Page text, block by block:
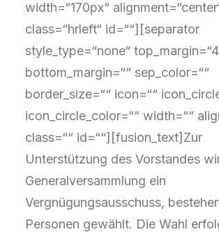
width=“170px“
class=“hrleft“ id=““][separator
style_type=“none“
bottom_margin=““ sep_color=““
border_size=““ icon=““
icon_circle_color=““ width=““
class=““ id=““][fusion_text]Zur
Unterstützung des Vorstandes
Generalversammlung ein
Vergnügungsausschuss,
Personen gewählt. Die Wahl